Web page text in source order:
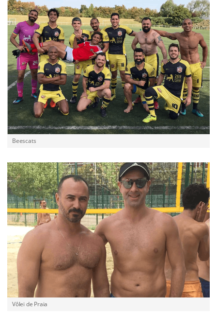
Beescats
Vôlei de Praia